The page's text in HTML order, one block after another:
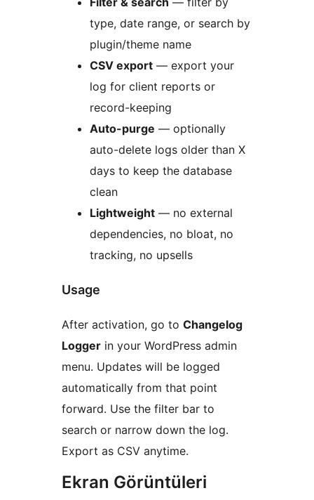
type, date range, or search by
plugin/theme name
CSV export — export your
log for client reports or
record-keeping
Auto-purge — optionally
auto-delete logs older than X
days to keep the database
clean
Lightweight — no external
dependencies, no bloat, no
tracking, no upsells
Usage
After activation, go to Changelog
Logger in your WordPress admin
menu. Updates will be logged
automatically from that point
forward. Use the filter bar to
search or narrow down the log.
Export as CSV anytime.
Ekran Görüntüleri